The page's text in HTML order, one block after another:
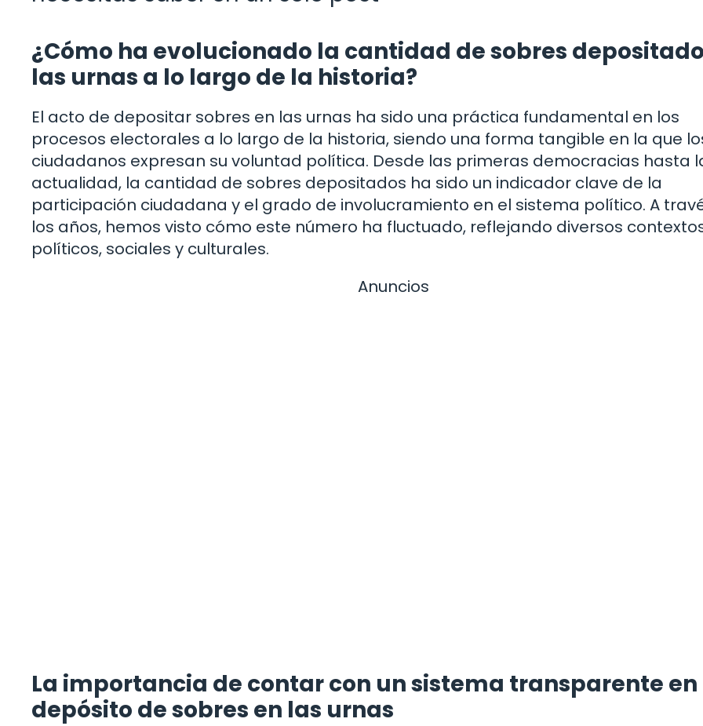
¿Cómo ha evolucionado la cantidad de sobres
las urnas a lo largo de la historia?
El acto de depositar sobres en las urnas ha sido una práctica fundamental en los
procesos electorales a lo largo de la historia, siendo una forma tangible en la que
ciudadanos expresan su voluntad política. Desde las primeras democracias hasta
actualidad, la cantidad de sobres depositados ha sido un indicador clave de la
participación ciudadana y el grado de involucramiento en el sistema político. A
los años, hemos visto cómo este número ha fluctuado, reflejando diversos
políticos, sociales y culturales.
Anuncios
La importancia de contar con un sistema transparente en
depósito de sobres en las urnas